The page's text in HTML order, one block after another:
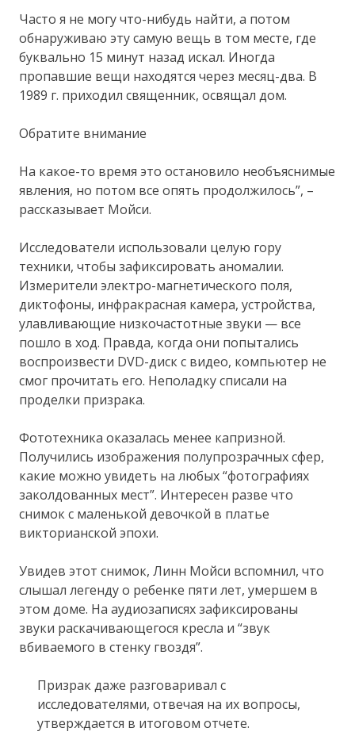
Часто я не могу что-нибудь найти, а потом
обнаруживаю эту самую вещь в том месте, где
буквально 15 минут назад искал. Иногда
пропавшие вещи находятся через месяц-два. В
1989 г. приходил священник, освящал дом.
Обратите внимание
На какое-то время это остановило необъяснимые
явления, но потом все опять продолжилось”, –
рассказывает Мойси.
Исследователи использовали целую гору
техники, чтобы зафиксировать аномалии.
Измерители электро-магнетического поля,
диктофоны, инфракрасная камера, устройства,
улавливающие низкочастотные звуки — все
пошло в ход. Правда, когда они попытались
воспроизвести DVD-диск с видео, компьютер не
смог прочитать его. Неполадку списали на
проделки призрака.
Фототехника оказалась менее капризной.
Получились изображения полупрозрачных сфер,
какие можно увидеть на любых “фотографиях
заколдованных мест”. Интересен разве что
снимок с маленькой девочкой в платье
викторианской эпохи.
Увидев этот снимок, Линн Мойси вспомнил, что
слышал легенду о ребенке пяти лет, умершем в
этом доме. На аудиозаписях зафиксированы
звуки раскачивающегося кресла и “звук
вбиваемого в стенку гвоздя”.
Призрак даже разговаривал с
исследователями, отвечая на их вопросы,
утверждается в итоговом отчете.